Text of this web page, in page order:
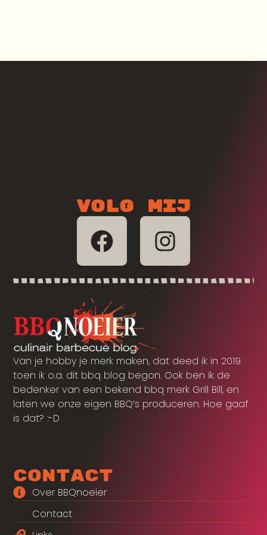
Volg mij
Van je hobby je merk maken, dat deed ik in 2019
toen ik o.a. dit bbq blog begon. Ook ben ik de
bedenker van een bekend bbq merk Grill Bill, en
laten we onze eigen BBQ’s produceren. Hoe gaaf
is dat? :-D
Contact
Over BBQnoeier
Contact